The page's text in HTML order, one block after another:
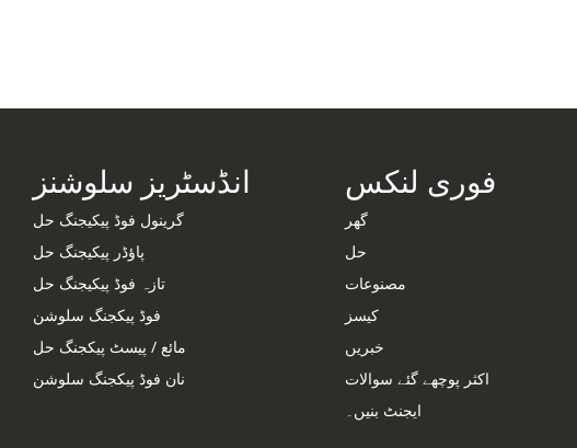
انڈسٹریز سلوشنز
گرینول فوڈ پیکیجنگ حل
پاؤڈر پیکیجنگ حل
تازہ فوڈ پیکیجنگ حل
فوڈ پیکجنگ سلوشن
مائع / پیسٹ پیکجنگ حل
نان فوڈ پیکجنگ سلوشن
فوری لنکس
گھر
حل
مصنوعات
کیسز
خبریں
اکثر پوچھے گئے سوالات
ایجنٹ بنیں۔